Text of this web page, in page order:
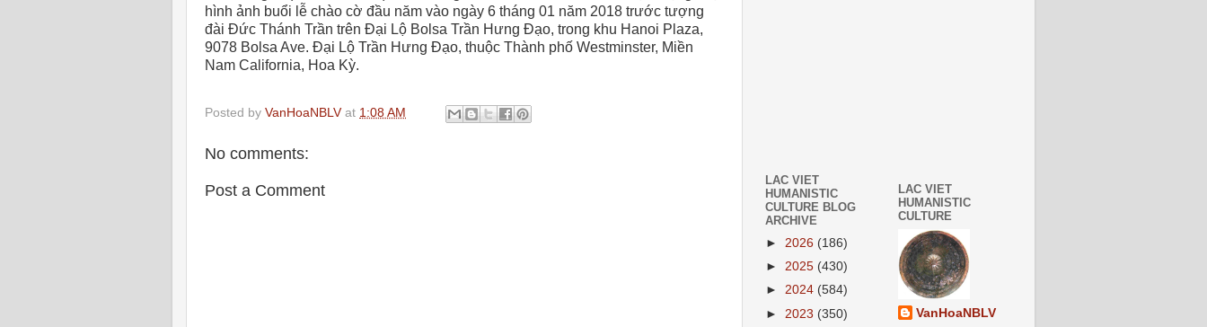
hình ảnh buổi lễ chào cờ đầu năm vào ngày 6 tháng 01 năm 2018 trước tượng
đài Đức Thánh Trần trên Đại Lộ Bolsa Trần Hưng Đạo, trong khu Hanoi Plaza,
9078 Bolsa Ave. Đại Lộ Trần Hưng Đạo, thuộc Thành phố Westminster, Miền
Nam California, Hoa Kỳ.
Posted by VanHoaNBLV at 1:08 AM
No comments:
Post a Comment
LAC VIET
HUMANISTIC
CULTURE BLOG
ARCHIVE
► 2026 (186)
► 2025 (430)
► 2024 (584)
► 2023 (350)
LAC VIET
HUMANISTIC
CULTURE
VanHoaNBLV